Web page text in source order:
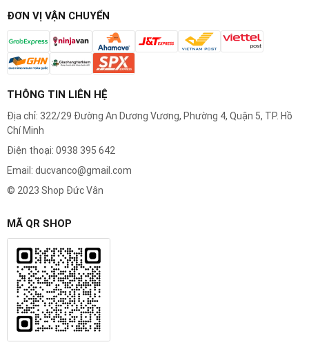
ĐƠN VỊ VẬN CHUYỂN
THÔNG TIN LIÊN HỆ
Địa chỉ: 322/29 Đường An Dương Vương, Phường 4, Quận 5, TP. Hồ
Chí Minh
Điện thoại: 0938 395 642
Email: ducvanco@gmail.com
© 2023 Shop Đức Vân
MÃ QR SHOP